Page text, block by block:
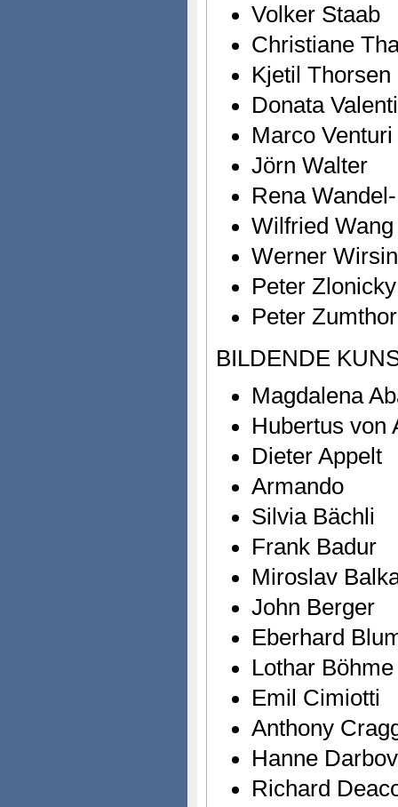
Volker Staab
Christiane
Kjetil Thorsen
Donata
Marco Venturi
Jörn Walter
Rena
Wilfried Wang
Werner
Peter Zlonicky
Peter Zumthor
BILDENDE
Magdalena
Hubertus von
Dieter Appelt
Armando
Silvia Bächli
Frank Badur
Miroslav
John Berger
Eberhard
Lothar Böhme
Emil Cimiotti
Anthony
Hanne
Richard